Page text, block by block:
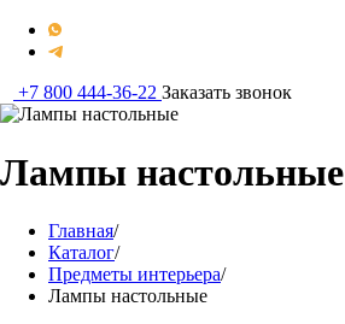
+7 800 444-36-22 Заказать звонок
Лампы настольные
Главная/
Каталог/
Предметы интерьера/
Лампы настольные